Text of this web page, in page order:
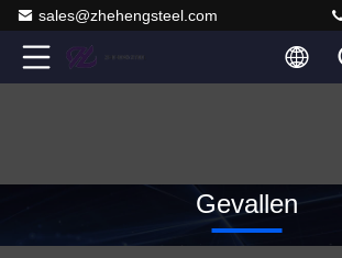
sales@zhehengsteel.com
Gevallen